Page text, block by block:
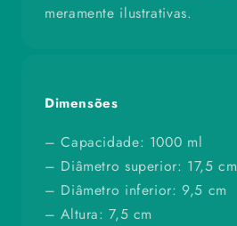
meramente ilustrativas.
Dimensões
– Capacidade: 1000 ml
– Diâmetro superior: 17,5 cm
– Diâmetro inferior: 9,5 cm
– Altura: 7,5 cm